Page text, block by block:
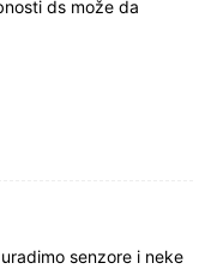
ds može da
senzore i neke